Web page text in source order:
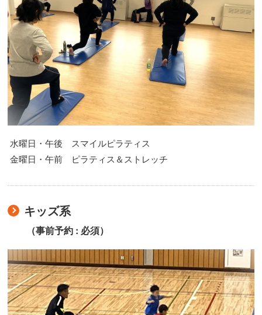
水曜日・午後 スマイルピラティス
金曜日・午前 ピラティス＆ストレッチ
キッズ系
（事前予約 : 必須）